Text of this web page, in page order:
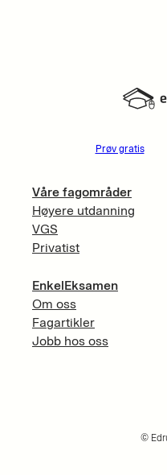
Prøv gratis
Våre fagområder
Høyere utdanning
VGS
Privatist
EnkelEksamen
Om oss
Fagartikler
Jobb hos oss
©